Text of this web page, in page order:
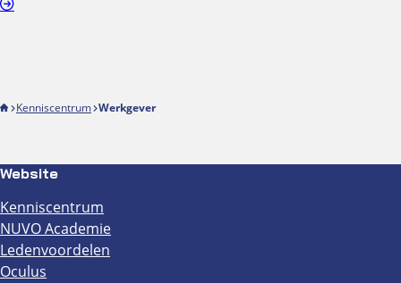
Kenniscentrum Werkgever
Website
Kenniscentrum
NUVO Academie
Ledenvoordelen
Oculus